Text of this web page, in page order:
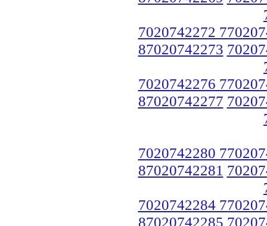
7020742272
87020742273
7020742276
87020742277
7020742280
87020742281
7020742284
87020742285